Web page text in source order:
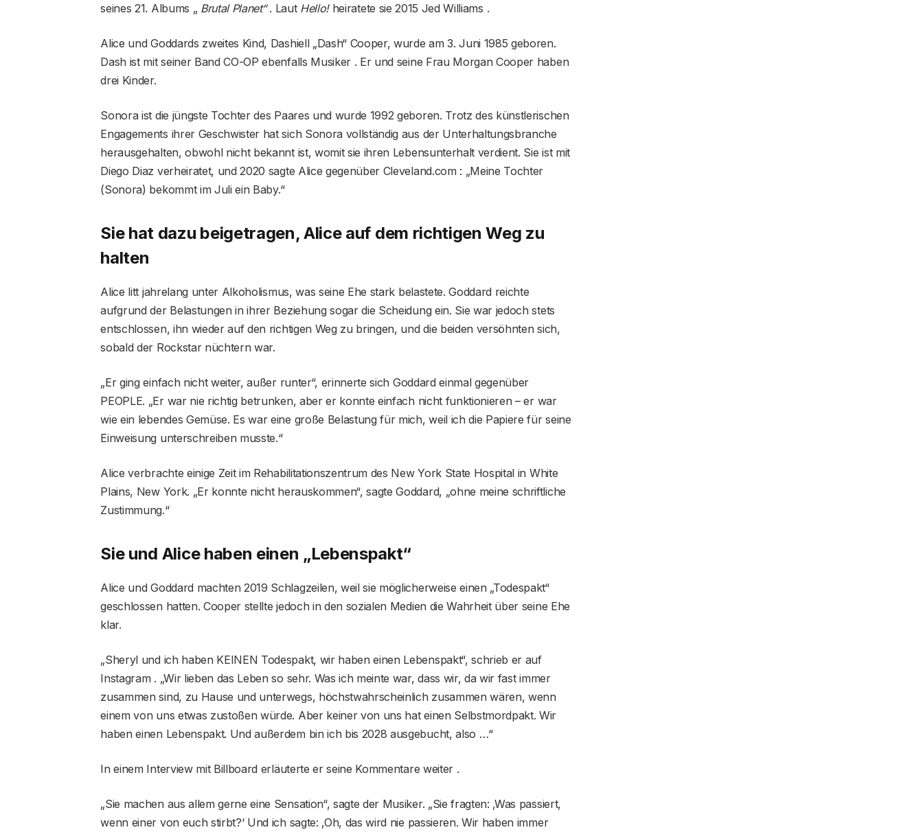
seines 21. Albums „ Brutal Planet“. Laut Hello!heiratete sie 2015 Jed Williams .
Alice und Goddards zweites Kind, Dashiell „Dash“ Cooper, wurde am 3. Juni 1985 geboren.
Dash ist mit seiner Band CO-OP ebenfalls Musiker . Er und seine Frau Morgan Cooper haben
drei Kinder.
Sonora ist die jüngste Tochter des Paares und wurde 1992 geboren. Trotz des künstlerischen
Engagements ihrer Geschwister hat sich Sonora vollständig aus der Unterhaltungsbranche
herausgehalten, obwohl nicht bekannt ist, womit sie ihren Lebensunterhalt verdient. Sie ist mit
Diego Diaz verheiratet, und 2020 sagte Alice gegenüber Cleveland.com : „Meine Tochter
(Sonora) bekommt im Juli ein Baby.“
Sie hat dazu beigetragen, Alice auf dem richtigen Weg zu
halten
Alice litt jahrelang unter Alkoholismus, was seine Ehe stark belastete. Goddard reichte
aufgrund der Belastungen in ihrer Beziehung sogar die Scheidung ein. Sie war jedoch stets
entschlossen, ihn wieder auf den richtigen Weg zu bringen, und die beiden versöhnten sich,
sobald der Rockstar nüchtern war.
„Er ging einfach nicht weiter, außer runter“, erinnerte sich Goddard einmal gegenüber
PEOPLE. „Er war nie richtig betrunken, aber er konnte einfach nicht funktionieren – er war
wie ein lebendes Gemüse. Es war eine große Belastung für mich, weil ich die Papiere für seine
Einweisung unterschreiben musste.“
Alice verbrachte einige Zeit im Rehabilitationszentrum des New York State Hospital in White
Plains, New York. „Er konnte nicht herauskommen“, sagte Goddard, „ohne meine schriftliche
Zustimmung.“
Sie und Alice haben einen „Lebenspakt“
Alice und Goddard machten 2019 Schlagzeilen, weil sie möglicherweise einen „Todespakt“
geschlossen hatten. Cooper stellte jedoch in den sozialen Medien die Wahrheit über seine Ehe
klar.
„Sheryl und ich haben KEINEN Todespakt, wir haben einen Lebenspakt“, schrieb er auf
Instagram . „Wir lieben das Leben so sehr. Was ich meinte war, dass wir, da wir fast immer
zusammen sind, zu Hause und unterwegs, höchstwahrscheinlich zusammen wären, wenn
einem von uns etwas zustoßen würde. Aber keiner von uns hat einen Selbstmordpakt. Wir
haben einen Lebenspakt. Und außerdem bin ich bis 2028 ausgebucht, also …“
In einem Interview mit Billboard erläuterte er seine Kommentare weiter .
„Sie machen aus allem gerne eine Sensation“, sagte der Musiker. „Sie fragten: ‚Was passiert,
wenn einer von euch stirbt?‘ Und ich sagte: ‚Oh, das wird nie passieren. Wir haben immer